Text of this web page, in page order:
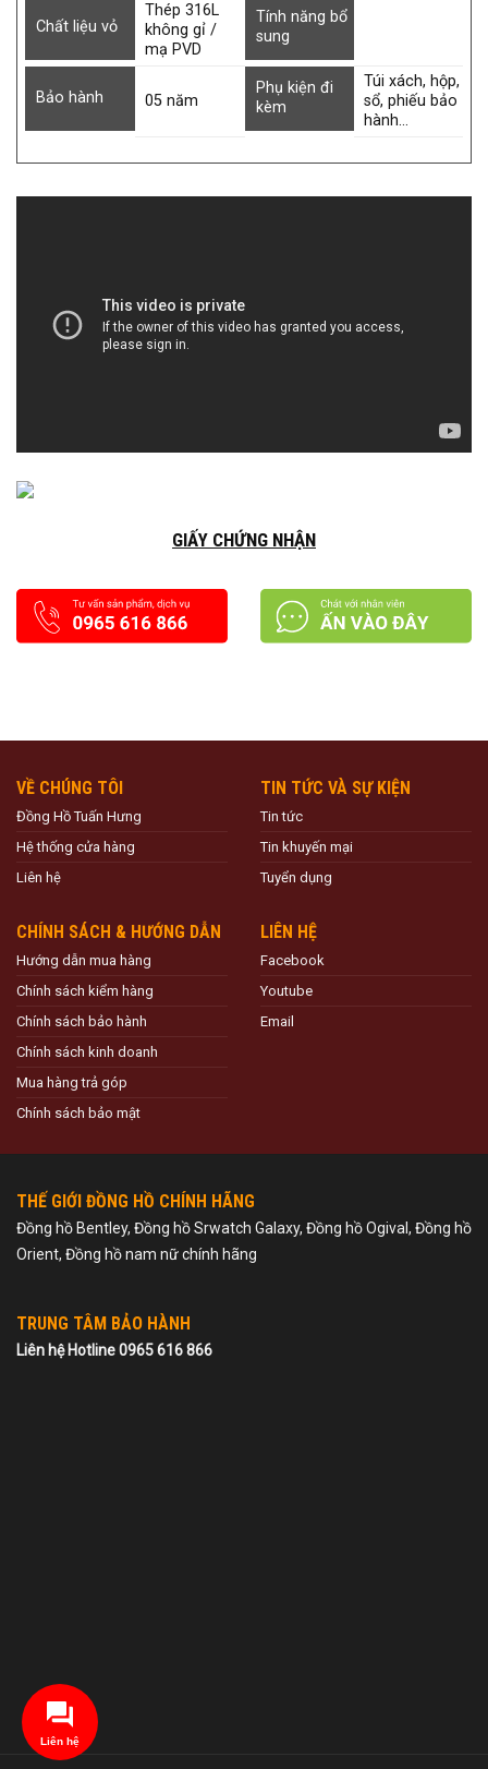
Chất liệu vỏ
Thép 316L
không gỉ /
mạ PVD
Tính năng bổ
sung
Bảo hành 05 năm
Phụ kiện đi
kèm
Túi xách, hộp,
sổ, phiếu bảo
hành…
GIẤY CHỨNG NHẬN
VỀ CHÚNG TÔI
Đồng Hồ Tuấn Hưng
Hệ thống cửa hàng
Liên hệ
TIN TỨC VÀ SỰ KIỆN
Tin tức
Tin khuyến mại
Tuyển dụng
CHÍNH SÁCH & HƯỚNG DẪN
Hướng dẫn mua hàng
Chính sách kiểm hàng
Chính sách bảo hành
Chính sách kinh doanh
Mua hàng trả góp
Chính sách bảo mật
LIÊN HỆ
Facebook
Youtube
Email
THẾ GIỚI ĐỒNG HỒ CHÍNH HÃNG
Đồng hồ Bentley, Đồng hồ Srwatch Galaxy, Đồng hồ Ogival, Đồng hồ
Orient, Đồng hồ nam nữ chính hãng
TRUNG TÂM BẢO HÀNH
Liên hệ Hotline 0965 616 866
Liên hệ